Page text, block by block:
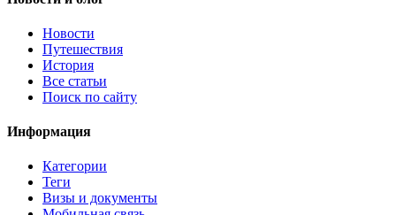
Новости
Путешествия
История
Все статьи
Поиск по сайту
Информация
Категории
Теги
Визы и документы